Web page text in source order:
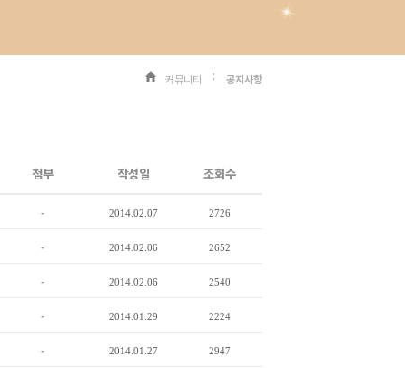
커뮤니티 공지사항
첨부 작성일 조회수
- 2014.02.07 2726
- 2014.02.06 2652
- 2014.02.06 2540
- 2014.01.29 2224
- 2014.01.27 2947